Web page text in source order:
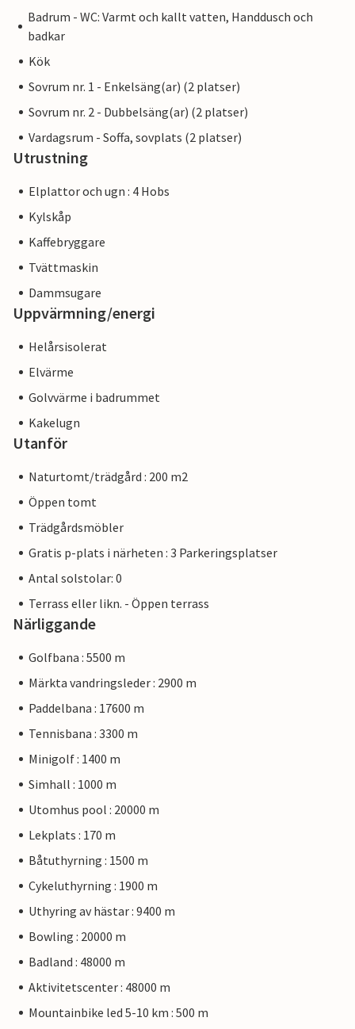
Badrum - WC: Varmt och kallt vatten, Handdusch och
badkar
Kök
Sovrum nr. 1 - Enkelsäng(ar) (2 platser)
Sovrum nr. 2 - Dubbelsäng(ar) (2 platser)
Vardagsrum - Soffa, sovplats (2 platser)
Utrustning
Elplattor och ugn : 4 Hobs
Kylskåp
Kaffebryggare
Tvättmaskin
Dammsugare
Uppvärmning/energi
Helårsisolerat
Elvärme
Golvvärme i badrummet
Kakelugn
Utanför
Naturtomt/trädgård : 200 m2
Öppen tomt
Trädgårdsmöbler
Gratis p-plats i närheten : 3 Parkeringsplatser
Antal solstolar: 0
Terrass eller likn. - Öppen terrass
Närliggande
Golfbana : 5500 m
Märkta vandringsleder : 2900 m
Paddelbana : 17600 m
Tennisbana : 3300 m
Minigolf : 1400 m
Simhall : 1000 m
Utomhus pool : 20000 m
Lekplats : 170 m
Båtuthyrning : 1500 m
Cykeluthyrning : 1900 m
Uthyring av hästar : 9400 m
Bowling : 20000 m
Badland : 48000 m
Aktivitetscenter : 48000 m
Mountainbike led 5-10 km : 500 m